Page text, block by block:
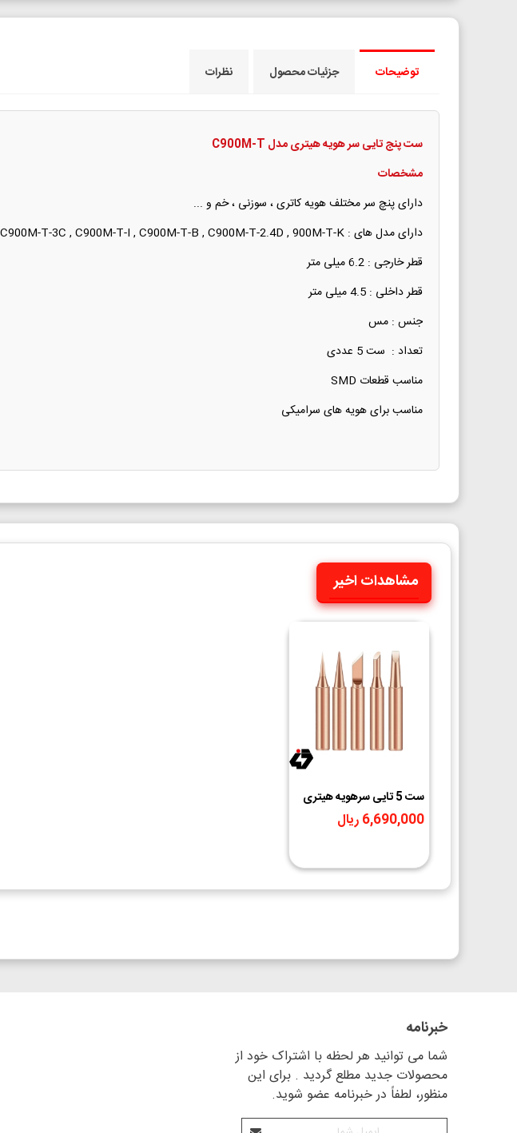
توضیحات جزئیات محصول نظرات
ست پنج تايی سر هويه هيتری مدل C900M-T
مشخصات
دارای پنچ سر مختلف هویه کاتری ، سوزنی ، خم و ...
دارای مدل های : C900M-T-3C , C900M-T-I , C900M-T-B , C900M-T-2.4D , 900M-T-K
قطر خارجی : 6.2 میلی متر
قطر داخلی : 4.5 میلی متر
جنس : مس
تعداد : ست 5 عددی
مناسب قطعات SMD
مناسب برای هویه های سرامیکی
مشاهدات اخیر
ست 5 تایی سرهویه هیتری
C900M-T
6,690,000 ریال
خبرنامه
شما می توانید هر لحظه با اشتراک خود از
محصولات جدید مطلع گردید . برای این
منظور، لطفاً در خبرنامه عضو شوید.